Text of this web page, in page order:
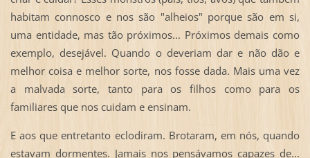
habitam connosco e nos são "alheios" porque são em si,
uma entidade, mas tão próximos... Próximos demais como
exemplo, desejável. Quando o deveriam dar e não dão e
melhor coisa e melhor sorte, nos fosse dada. Mais uma vez
a malvada sorte, tanto para os filhos como para os
familiares que nos cuidam e ensinam.
E aos que entretanto eclodiram. Brotaram, em nós, quando
estavam dormentes. Jamais nos pensávamos capazes de...